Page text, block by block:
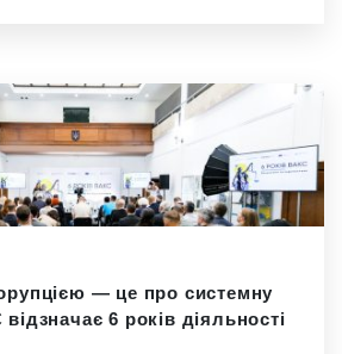
— це про системну
6 років діяльності